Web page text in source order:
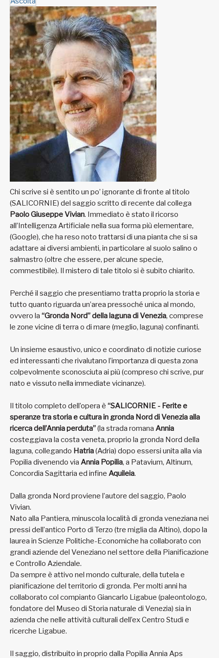
Chi scrive si è sentito un po’ ignorante di fronte al titolo
(SALICORNIE) del saggio scritto di recente dal collega
Paolo Giuseppe Vivian. Immediato è stato il ricorso
all’Intelligenza Artificiale nella sua forma più elementare,
(Google), che ha reso noto trattarsi di una pianta che si sa
adattare ai diversi ambienti, in particolare al suolo salino o
salmastro (oltre che essere, per alcune specie,
commestibile). Il mistero di tale titolo si è subito chiarito.
Perché il saggio che presentiamo tratta proprio la storia e
tutto quanto riguarda un’area pressoché unica al mondo,
ovvero la “Gronda Nord” della laguna di Venezia, comprese
le zone vicine di terra o di mare (meglio, laguna) confinanti.
Un insieme esaustivo, unico e coordinato di notizie curiose
ed interessanti che rivalutano l’importanza di questa zona
colpevolmente sconosciuta ai più (compreso chi scrive, pur
nato e vissuto nella immediate vicinanze).
Il titolo completo dell’opera è “SALICORNIE - Ferite e
speranze tra storia e cultura in gronda Nord di Venezia alla
ricerca dell’Annia perduta”(la strada romana Annia
costeggiava la costa veneta, proprio la gronda Nord della
laguna, collegando Hatria(Adria) dopo essersi unita alla via
Popilia divenendo via Annia Popilia, a Patavium, Altinum,
Concordia Sagittaria ed infine Aquileia.
Dalla gronda Nord proviene l’autore del saggio, Paolo
Vivian.
Nato alla Pantiera, minuscola località di gronda veneziana nei
pressi dell’antico Porto di Terzo (tre miglia da Altino), dopo la
laurea in Scienze Politiche-Economiche ha collaborato con
grandi aziende del Veneziano nel settore della Pianificazione
e Controllo Aziendale.
Da sempre è attivo nel mondo culturale, della tutela e
pianificazione del territorio di gronda. Per molti anni ha
collaborato col compianto Giancarlo Ligabue (paleontologo,
fondatore del Museo di Storia naturale di Venezia) sia in
azienda che nelle attività culturali dell’ex Centro Studi e
ricerche Ligabue.
Il saggio, distribuito in proprio dalla Popilia Annia Aps